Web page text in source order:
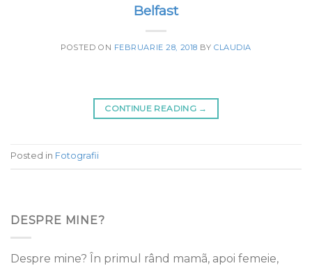
Belfast
POSTED ON FEBRUARIE 28, 2018 BYCLAUDIA
CONTINUE READING →
Posted in Fotografii
DESPRE MINE?
Despre mine? În primul rând mamã, apoi femeie,